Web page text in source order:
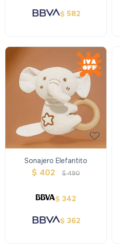
$ 582
Sonajero Elefantito
$ 402 $490
$ 342
$ 362